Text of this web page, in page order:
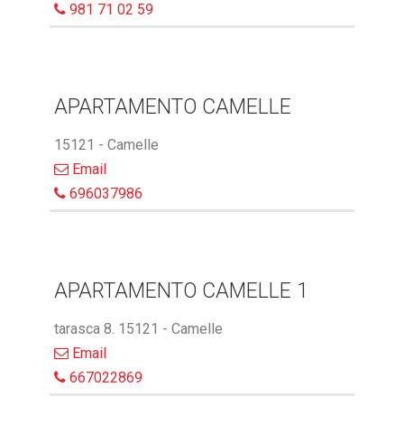
981 71 02 59
APARTAMENTO CAMELLE
15121 - Camelle
Email
696037986
APARTAMENTO CAMELLE 1
tarasca 8. 15121 - Camelle
Email
667022869